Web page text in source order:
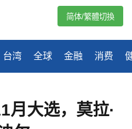
台湾 全球 金融 消费
简体/繁體切換
月大选，莫拉·